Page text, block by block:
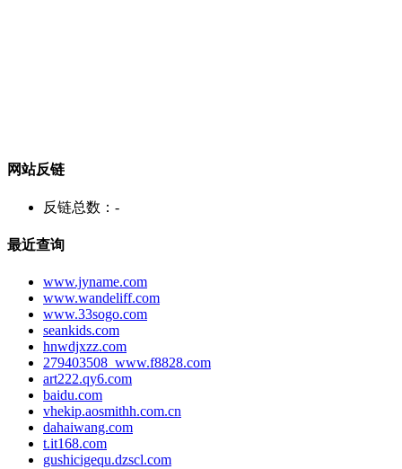
网站反链
反链总数： -
最近查询
www.jyname.com
www.wandeliff.com
www.33sogo.com
seankids.com
hnwdjxzz.com
279403508_www.f8828.com
art222.qy6.com
baidu.com
vhekip.aosmithh.com.cn
dahaiwang.com
t.it168.com
gushicigequ.dzscl.com